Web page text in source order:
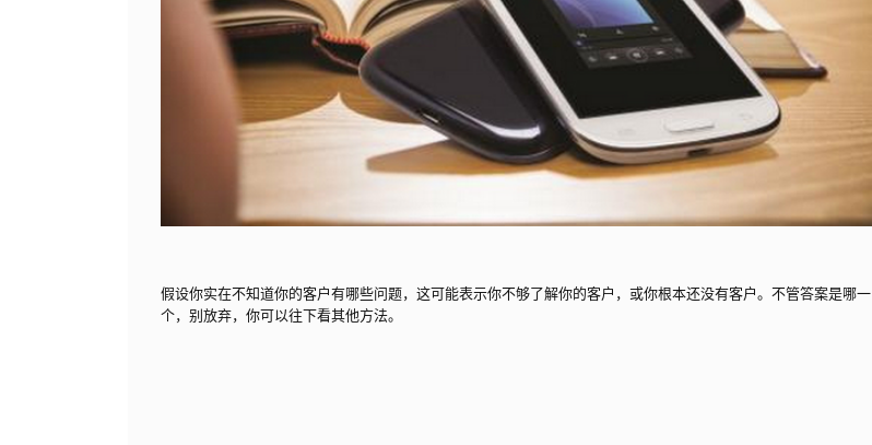
假设你实在不知道你的客户有哪些问题，这可能表示你不够了解你的客户，或你根本还没有客户。不管答案是哪一
个，别放弃，你可以往下看其他方法。